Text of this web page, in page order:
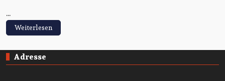
...
Weiterlesen
Adresse